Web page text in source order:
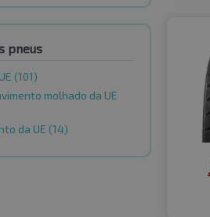
pneus
(101)
molhado da UE
da UE (14)